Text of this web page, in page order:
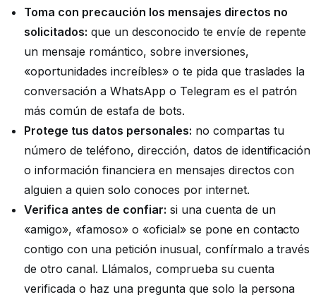
Toma con precaución los mensajes directos no
solicitados: que un desconocido te envíe de repente
un mensaje romántico, sobre inversiones,
«oportunidades increíbles» o te pida que traslades la
conversación a WhatsApp o Telegram es el patrón
más común de estafa de bots.
Protege tus datos personales: no compartas tu
número de teléfono, dirección, datos de identificación
o información financiera en mensajes directos con
alguien a quien solo conoces por internet.
Verifica antes de confiar: si una cuenta de un
«amigo», «famoso» o «oficial» se pone en contacto
contigo con una petición inusual, confírmalo a través
de otro canal. Llámalos, comprueba su cuenta
verificada o haz una pregunta que solo la persona